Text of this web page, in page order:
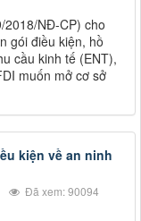
2018/NĐ-CP) cho
gói điều kiện, hồ
cầu kinh tế (ENT),
muốn mở cơ sở
kiện về an ninh
Đã xem: 90094